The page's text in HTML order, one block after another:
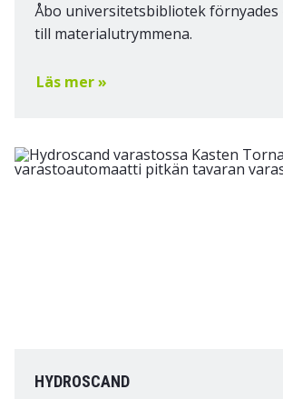
Åbo universitetsbibliotek förnyades
till materialutrymmena.
Läs mer »
HYDROSCAND